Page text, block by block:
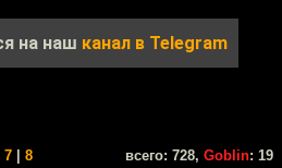
на наш канал в Telegram
7 8 всего: 728, Goblin: 19